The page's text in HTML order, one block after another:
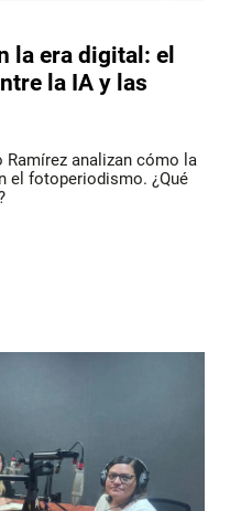
la era digital: el
la IA y las
analizan cómo la
el fotoperiodismo. ¿Qué